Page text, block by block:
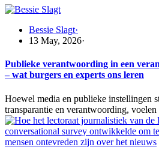
Bessie Slagt·
13 May, 2026·
Publieke verantwoording in een
– wat burgers en experts ons leren
Hoewel media en publieke instellingen
transparantie en verantwoording,